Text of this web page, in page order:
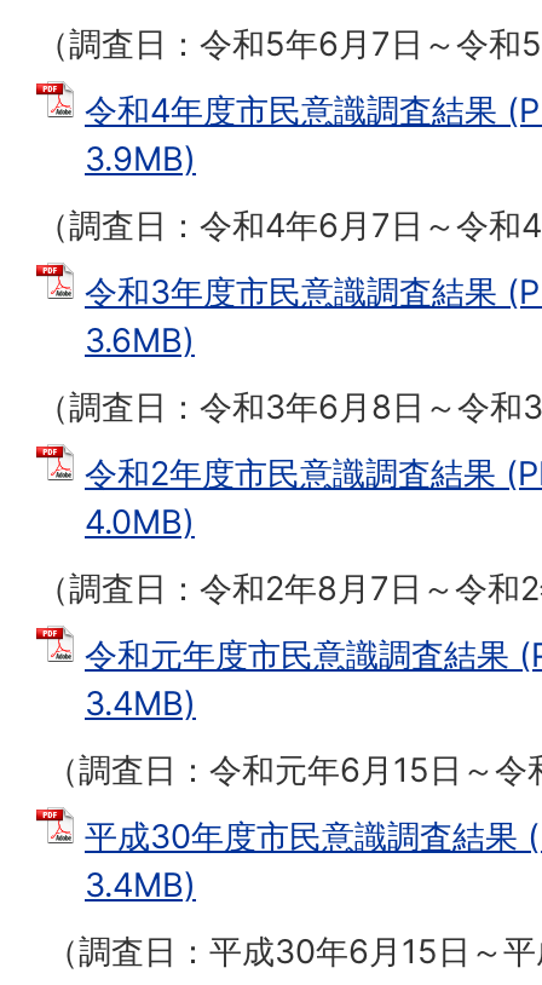
（調査日：令和5年6月7日～令
令和4年度市民意識調査結果
3.9MB)
（調査日：令和4年6月7日～令
令和3年度市民意識調査結果
3.6MB)
（調査日：令和3年6月8日～令
令和2年度市民意識調査結果
4.0MB)
（調査日：令和2年8月7日～令和
令和元年度市民意識調査結果
3.4MB)
（調査日：令和元年6月15日～
平成30年度市民意識調査結果
3.4MB)
（調査日：平成30年6月15日～